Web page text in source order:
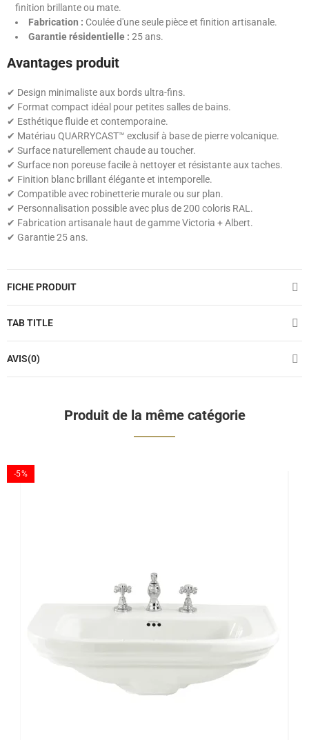
finition brillante ou mate.
Fabrication : Coulée d'une seule pièce et finition artisanale.
Garantie résidentielle : 25 ans.
Avantages produit
✔ Design minimaliste aux bords ultra-fins.
✔ Format compact idéal pour petites salles de bains.
✔ Esthétique fluide et contemporaine.
✔ Matériau QUARRYCAST™ exclusif à base de pierre volcanique.
✔ Surface naturellement chaude au toucher.
✔ Surface non poreuse facile à nettoyer et résistante aux taches.
✔ Finition blanc brillant élégante et intemporelle.
✔ Compatible avec robinetterie murale ou sur plan.
✔ Personnalisation possible avec plus de 200 coloris RAL.
✔ Fabrication artisanale haut de gamme Victoria + Albert.
✔ Garantie 25 ans.
FICHE PRODUIT
TAB TITLE
AVIS(0)
Produit de la même catégorie
-5%